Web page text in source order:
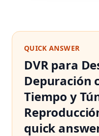
QUICK ANSWER
DVR para
Depuración
Tiempo y
quick